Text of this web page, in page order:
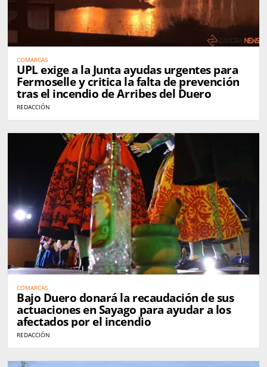
COMARCAS
UPL exige a la Junta ayudas urgentes para
Fermoselle y critica la falta de prevención
tras el incendio de Arribes del Duero
REDACCIÓN
COMARCAS
Bajo Duero donará la recaudación de sus
actuaciones en Sayago para ayudar a los
afectados por el incendio
REDACCIÓN